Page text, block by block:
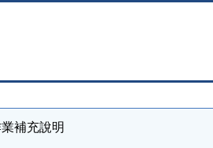
補充說明